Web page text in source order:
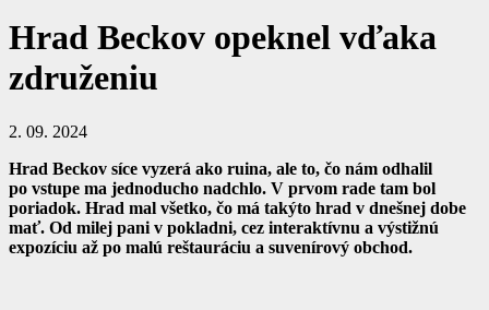
Hrad Beckov opeknel vďaka
združeniu
2. 09. 2024
Hrad Beckov síce vyzerá ako ruina, ale to, čo nám odhalil
po vstupe ma jednoducho nadchlo. V prvom rade tam bol
poriadok. Hrad mal všetko, čo má takýto hrad v dnešnej dobe
mať. Od milej pani v pokladni, cez interaktívnu a výstižnú
expozíciu až po malú reštauráciu a suvenírový obchod.